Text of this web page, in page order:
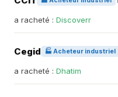
a racheté : Discoverr
Cegid 🏭 Acheteur industriel
a racheté : Dhatim